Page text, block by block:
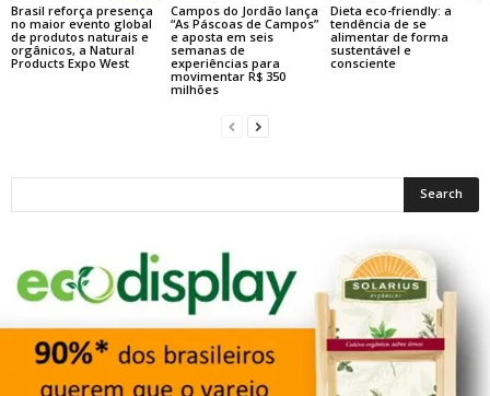
Brasil reforça presença
no maior evento global
de produtos naturais e
orgânicos, a Natural
Products Expo West
Campos do Jordão lança
“As Páscoas de Campos”
e aposta em seis
semanas de
experiências para
movimentar R$ 350
milhões
Dieta eco-friendly: a
tendência de se
alimentar de forma
sustentável e
consciente